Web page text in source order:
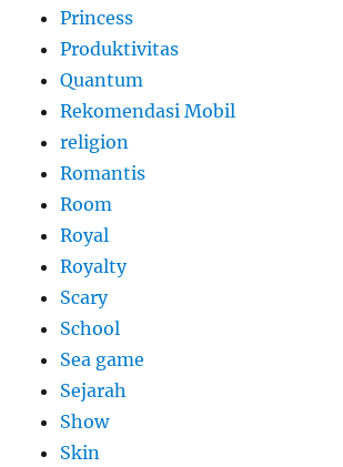
Princess
Produktivitas
Quantum
Rekomendasi Mobil
religion
Romantis
Room
Royal
Royalty
Scary
School
Sea game
Sejarah
Show
Skin